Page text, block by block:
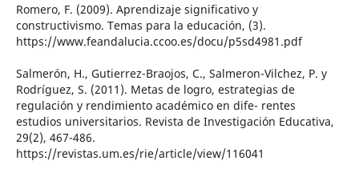
Romero, F. (2009). Aprendizaje significativo y
constructivismo. Temas para la educación, (3).
https://www.feandalucia.ccoo.es/docu/p5sd4981.pdf
Salmerón, H., Gutierrez-Braojos, C., Salmeron-Vilchez, P. y
Rodríguez, S. (2011). Metas de logro, estrategias de
regulación y rendimiento académico en dife- rentes
estudios universitarios. Revista de Investigación Educativa,
29(2), 467-486.
https://revistas.um.es/rie/article/view/116041